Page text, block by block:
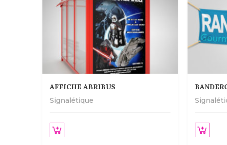
AFFICHE ABRIBUS
Signalétique